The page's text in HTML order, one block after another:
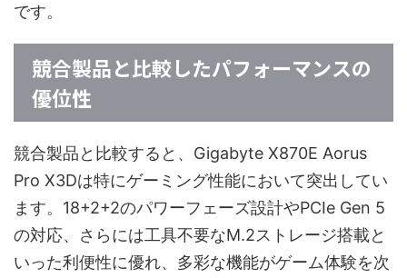
です。
競合製品と比較したパフォーマンスの
優位性
競合製品と比較すると、Gigabyte X870E Aorus
Pro X3Dは特にゲーミング性能において突出してい
ます。18+2+2のパワーフェーズ設計やPCIe Gen 5
の対応、さらには工具不要なM.2ストレージ搭載と
いった利便性に優れ、多彩な機能がゲーム体験を次